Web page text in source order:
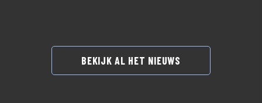
BEKIJK AL HET NIEUWS